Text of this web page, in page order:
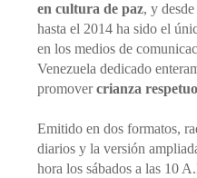
en cultura de paz, y
hasta el 2014 ha sido el
en los medios de
Venezuela dedicado
promovercrianza
Emitido en dos formatos,
diarios y la versión
hora los sábados a las 10